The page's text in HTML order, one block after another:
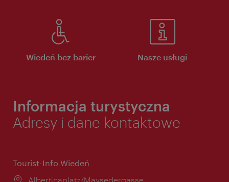
Wiedeń bez barier Nasze usługi
Informacja turystyczna
Adresy i dane kontaktowe
Tourist-Info Wiedeń
Miejsce:
Albertinaplatz/Maysedergasse